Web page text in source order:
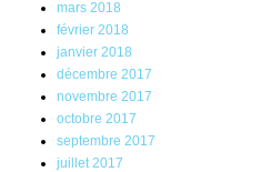
mars 2018
février 2018
janvier 2018
décembre 2017
novembre 2017
octobre 2017
septembre 2017
juillet 2017